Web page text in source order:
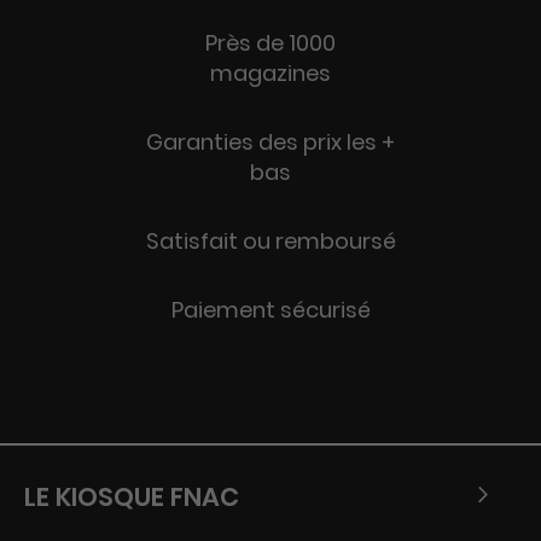
Près de 1000
magazines
Garanties des prix les +
bas
Satisfait ou remboursé
Paiement sécurisé
LE KIOSQUE FNAC